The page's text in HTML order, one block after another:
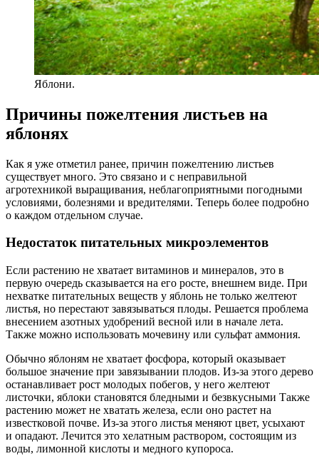
Яблони.
Причины пожелтения листьев на
яблонях
Как я уже отметил ранее, причин пожелтению листьев
существует много. Это связано и с неправильной
агротехникой выращивания, неблагоприятными погодными
условиями, болезнями и вредителями. Теперь более подробно
о каждом отдельном случае.
Недостаток питательных микроэлементов
Если растению не хватает витаминов и минералов, это в
первую очередь сказывается на его росте, внешнем виде. При
нехватке питательных веществ у яблонь не только желтеют
листья, но перестают завязываться плоды. Решается проблема
внесением азотных удобрений весной или в начале лета.
Также можно использовать мочевину или сульфат аммония.
Обычно яблоням не хватает фосфора, который оказывает
большое значение при завязывании плодов. Из-за этого дерево
останавливает рост молодых побегов, у него желтеют
листочки, яблоки становятся бледными и безвкусными Также
растению может не хватать железа, если оно растет на
известковой почве. Из-за этого листья меняют цвет, усыхают
и опадают. Лечится это хелатным раствором, состоящим из
воды, лимонной кислоты и медного купороса.